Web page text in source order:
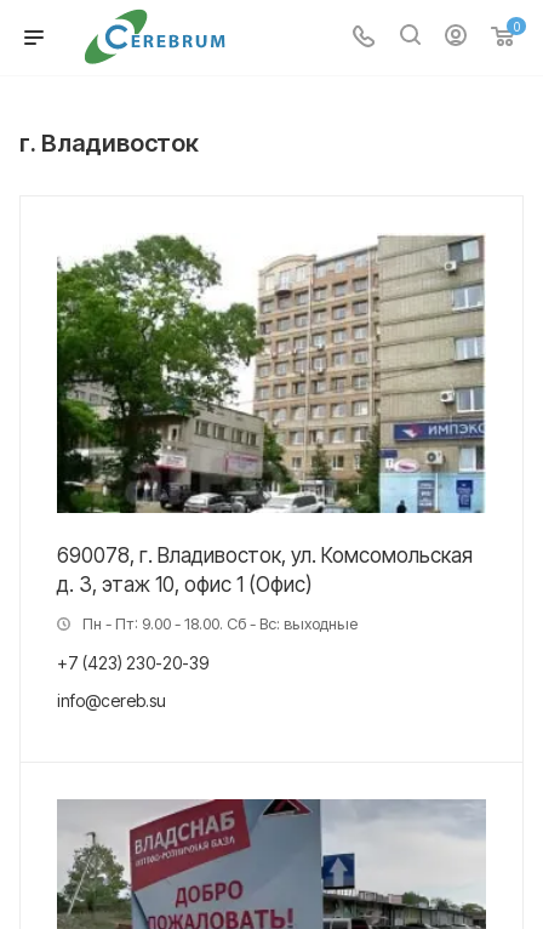
0
г. Владивосток
690078, г. Владивосток, ул. Комсомольская
д. 3, этаж 10, офис 1 (Офис)
Пн - Пт: 9.00 - 18.00. Сб - Вс: выходные
+7 (423) 230-20-39
info@cereb.su